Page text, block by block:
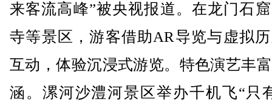
来客流高峰”被央视报道。在龙门石
寺等景区，游客借助AR导览与虚拟
互动，体验沉浸式游览。特色演艺丰
涵。漯河沙澧河景区举办千机飞“只